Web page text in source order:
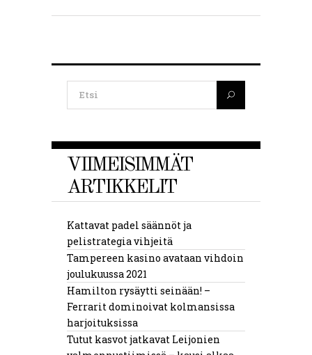
VIIMEISIMMÄT
ARTIKKELIT
Kattavat padel säännöt ja
pelistrategia vihjeitä
Tampereen kasino avataan vihdoin
joulukuussa 2021
Hamilton rysäytti seinään! –
Ferrarit dominoivat kolmansissa
harjoituksissa
Tutut kasvot jatkavat Leijonien